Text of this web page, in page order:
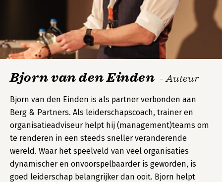
Bjorn van den Einden - Auteur
Bjorn van den Einden is als partner verbonden aan
Berg & Partners. Als leiderschapscoach, trainer en
organisatieadviseur helpt hij (management)teams om
te renderen in een steeds sneller veranderende
wereld. Waar het speelveld van veel organisaties
dynamischer en onvoorspelbaarder is geworden, is
goed leiderschap belangrijker dan ooit. Bjorn helpt